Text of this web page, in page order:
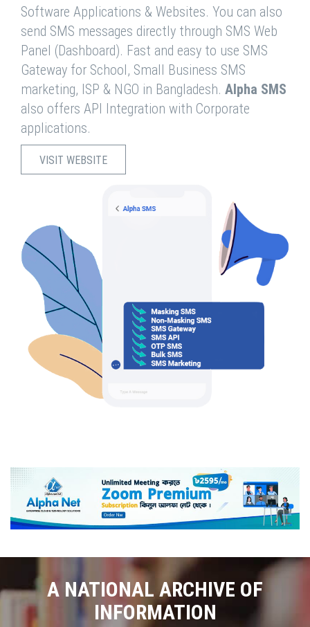
Software Applications & Websites. You can also
send SMS messages directly through SMS Web
Panel (Dashboard). Fast and easy to use SMS
Gateway for School, Small Business SMS
marketing, ISP & NGO in Bangladesh. Alpha SMS
also offers API Integration with Corporate
applications.
VISIT WEBSITE
A NATIONAL ARCHIVE OF
INFORMATION